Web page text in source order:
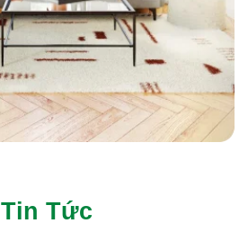
Tin Tức